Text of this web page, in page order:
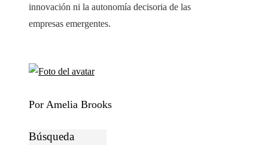
innovación ni la autonomía decisoria de las
empresas emergentes.
Por Amelia Brooks
Búsqueda